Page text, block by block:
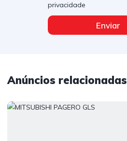
privacidade
Enviar
Anúncios relacionadas